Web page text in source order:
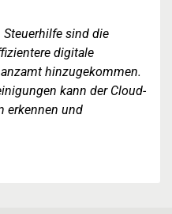
Steuerhilfe sind die
digitale
hinzugekommen.
kann der Cloud-
erkennen und